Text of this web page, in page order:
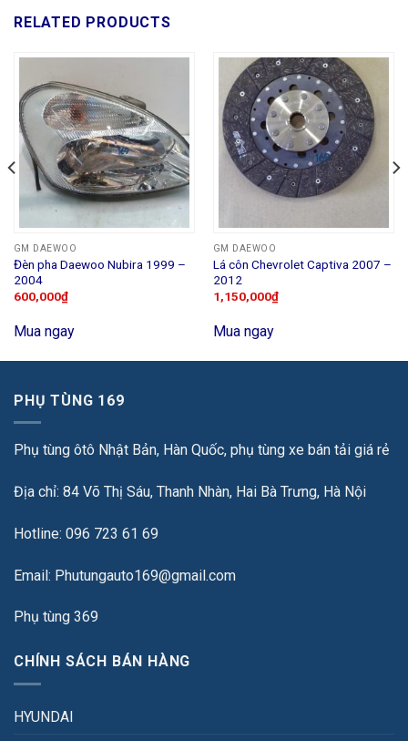
RELATED PRODUCTS
GM DAEWOO
Đèn pha Daewoo Nubira 1999 –
2004
600,000₫
Mua ngay
GM DAEWOO
Lá côn Chevrolet Captiva 2007 –
2012
1,150,000₫
Mua ngay
PHỤ TÙNG 169
Phụ tùng ôtô Nhật Bản, Hàn Quốc, phụ tùng xe bán tải giá rẻ
Địa chỉ: 84 Võ Thị Sáu, Thanh Nhàn, Hai Bà Trưng, Hà Nội
Hotline: 096 723 61 69
Email: Phutungauto169@gmail.com
Phụ tùng 369
CHÍNH SÁCH BÁN HÀNG
HYUNDAI